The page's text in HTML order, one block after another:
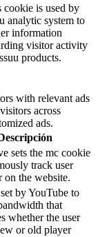
cookie is used by
analytic system to
information
visitor activity
products.
with relevant ads
across
ads.
sets the mc cookie
track user
on the website.
by YouTube to
that
whether the user
or old player